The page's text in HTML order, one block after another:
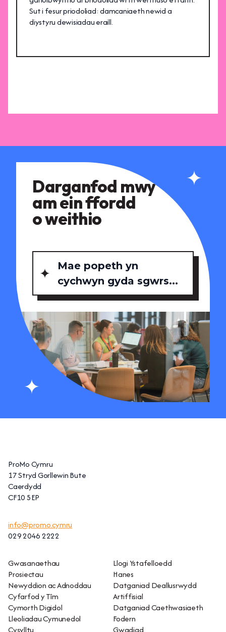
Sut i fesur priodoliad: damcaniaeth newid a
diystyru dewisiadau eraill.
Darganfod mwy
am ein ffordd
o weithio
Mae popeth yn
cychwyn gyda sgwrs...
ProMo Cymru
17 Stryd Gorllewin Bute
Caerdydd
CF10 5EP
info@promo.cymru
029 2046 2222
Gwasanaethau
Prosiectau
Newyddion ac Adnoddau
Cyfarfod y Tîm
Cymorth Digidol
Lleoliadau Cymunedol
Cysylltu
Llogi Ystafelloedd
Hanes
Datganiad Deallusrwydd
Artiffisial
Datganiad Caethwasiaeth
Fodern
Gwadiad